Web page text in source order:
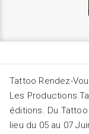
Tattoo Rendez-
Les Productions
éditions. Du Tattoo
lieu du 05 au 07